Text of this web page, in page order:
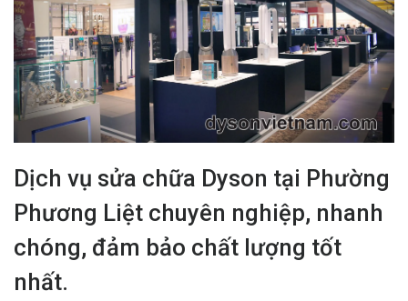
Dịch vụ sửa chữa Dyson tại Phường
Phương Liệt chuyên nghiệp, nhanh
chóng, đảm bảo chất lượng tốt
nhất.